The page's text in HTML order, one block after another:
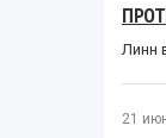
Линн
21